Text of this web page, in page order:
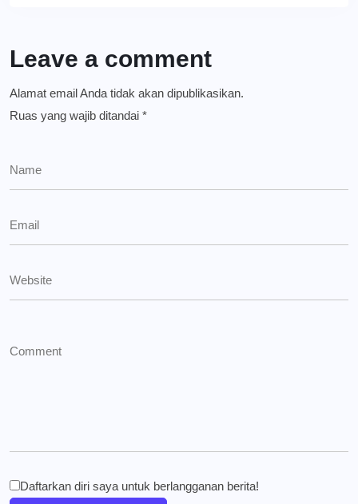
Leave a comment
Alamat email Anda tidak akan dipublikasikan.
Ruas yang wajib ditandai *
Daftarkan diri saya untuk berlangganan berita!